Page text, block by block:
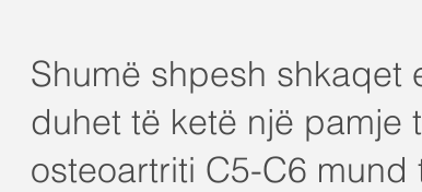
Shumë shpesh
duhet të ketë një pamje
osteoartriti C5-C6